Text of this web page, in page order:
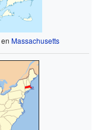
enMassachusetts